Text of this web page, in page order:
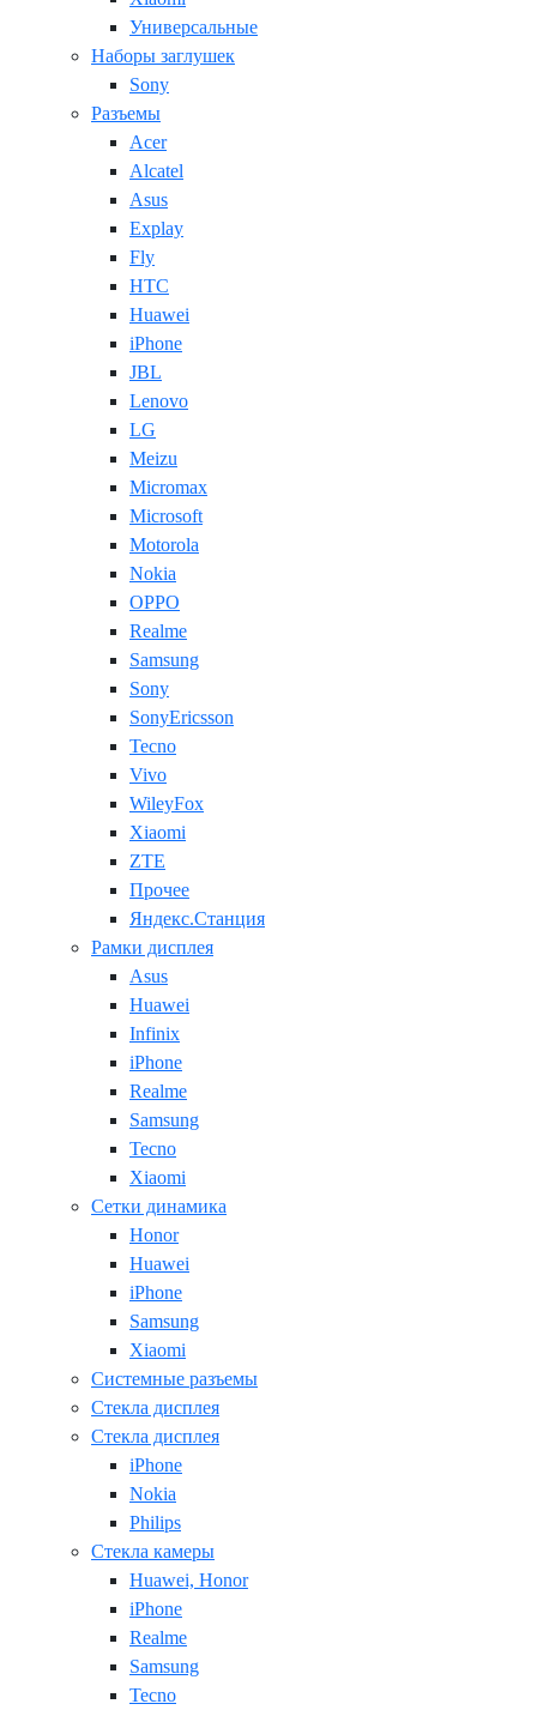
Универсальные
Наборы заглушек
Sony
Разъемы
Acer
Alcatel
Asus
Explay
Fly
HTC
Huawei
iPhone
JBL
Lenovo
LG
Meizu
Micromax
Microsoft
Motorola
Nokia
OPPO
Realme
Samsung
Sony
SonyEricsson
Tecno
Vivo
WileyFox
Xiaomi
ZTE
Прочее
Яндекс.Станция
Рамки дисплея
Asus
Huawei
Infinix
iPhone
Realme
Samsung
Tecno
Xiaomi
Сетки динамика
Honor
Huawei
iPhone
Samsung
Xiaomi
Системные разъемы
Стекла дисплея
Стекла дисплея
iPhone
Nokia
Philips
Стекла камеры
Huawei, Honor
iPhone
Realme
Samsung
Tecno